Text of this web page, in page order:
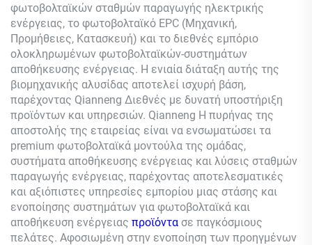
φωτοβολταϊκών σταθμών παραγωγής ηλεκτρικής
ενέργειας, το φωτοβολταϊκό EPC (Μηχανική,
Προμήθειες, Κατασκευή) και το διεθνές εμπόριο
ολοκληρωμένων φωτοβολταϊκών-συστημάτων
αποθήκευσης ενέργειας. Η ενιαία διάταξη αυτής της
βιομηχανικής αλυσίδας αποτελεί ισχυρή βάση,
παρέχοντας Qianneng Διεθνές με δυνατή υποστήριξη
προϊόντων και υπηρεσιών. Qianneng Η πυρήνας της
αποστολής της εταιρείας είναι να ενσωματώσει τα
premium φωτοβολταϊκά μοντούλα της ομάδας,
συστήματα αποθήκευσης ενέργειας και λύσεις σταθμών
παραγωγής ενέργειας, παρέχοντας αποτελεσματικές
και αξιόπιστες υπηρεσίες εμπορίου μιας στάσης και
ενοποίησης συστημάτων για φωτοβολταϊκά και
αποθήκευση ενέργειας προϊόντα σε παγκόσμιους
πελάτες. Αφοσιωμένη στην ενοποίηση των προηγμένων